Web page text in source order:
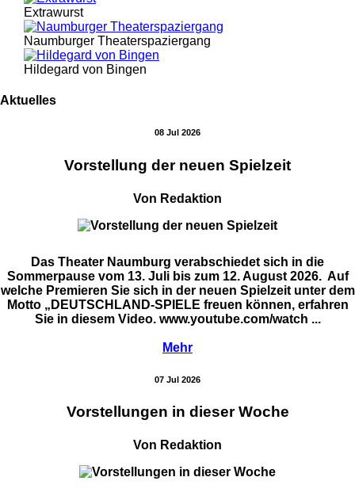
Extrawurst
Naumburger Theaterspaziergang
Hildegard von Bingen
Aktuelles
08 Jul 2026
Vorstellung der neuen Spielzeit
Von Redaktion
Das Theater Naumburg verabschiedet sich in die
Sommerpause vom 13. Juli bis zum 12. August 2026. Auf
welche Premieren Sie sich in der neuen Spielzeit unter dem
Motto „DEUTSCHLAND-SPIELE freuen können, erfahren
Sie in diesem Video. www.youtube.com/watch ...
Mehr
07 Jul 2026
Vorstellungen in dieser Woche
Von Redaktion